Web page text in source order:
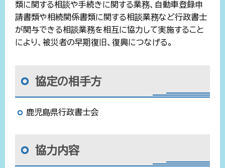
類に関する相談や手続きに関する業務、自動車登録申
請書類や相続関係書類に関する相談業務など行政書士
が関与できる相談業務を相互に協力して実施すること
により、被災者の早期復旧、復興につなげる。
協定の相手方
鹿児島県行政書士会
協力内容